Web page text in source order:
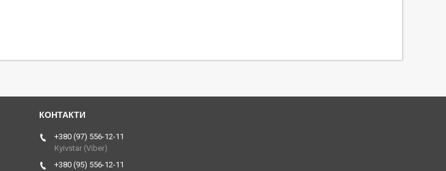
+380 (97) 556-12-11
Kyivstar (Viber)
+380 (95) 556-12-11